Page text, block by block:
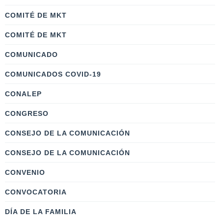
COMITÉ DE MKT
COMITÉ DE MKT
COMUNICADO
COMUNICADOS COVID-19
CONALEP
CONGRESO
CONSEJO DE LA COMUNICACIÓN
CONSEJO DE LA COMUNICACIÓN
CONVENIO
CONVOCATORIA
DÍA DE LA FAMILIA